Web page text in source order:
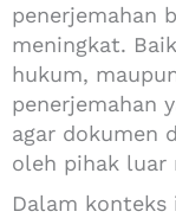
penerjemahan
meningkat.
hukum,
penerjemahan
agar dokumen
oleh pihak luar
Dalam konteks